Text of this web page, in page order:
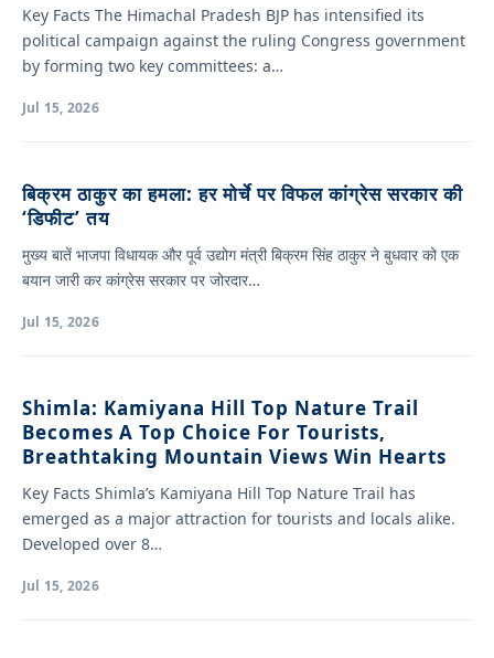
Key Facts The Himachal Pradesh BJP has intensified its
political campaign against the ruling Congress government
by forming two key committees: a…
Jul 15, 2026
बिक्रम ठाकुर का हमला: हर मोर्चे पर विफल कांग्रेस सरकार की
‘डिफीट’ तय
मुख्य बातें भाजपा विधायक और पूर्व उद्योग मंत्री बिक्रम सिंह ठाकुर ने बुधवार को एक
बयान जारी कर कांग्रेस सरकार पर जोरदार…
Jul 15, 2026
Shimla: Kamiyana Hill Top Nature Trail
Becomes A Top Choice For Tourists,
Breathtaking Mountain Views Win Hearts
Key Facts Shimla’s Kamiyana Hill Top Nature Trail has
emerged as a major attraction for tourists and locals alike.
Developed over 8…
Jul 15, 2026